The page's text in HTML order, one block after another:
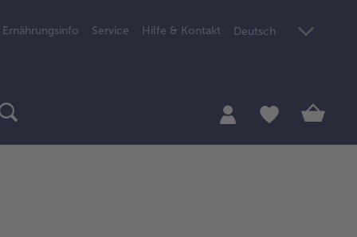
Ernährungsinfo Service Hilfe & Kontakt Deutsch